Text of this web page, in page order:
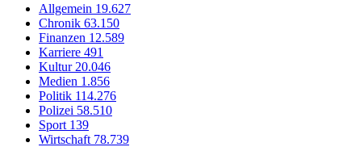
Allgemein 19.627
Chronik 63.150
Finanzen 12.589
Karriere 491
Kultur 20.046
Medien 1.856
Politik 114.276
Polizei 58.510
Sport 139
Wirtschaft 78.739